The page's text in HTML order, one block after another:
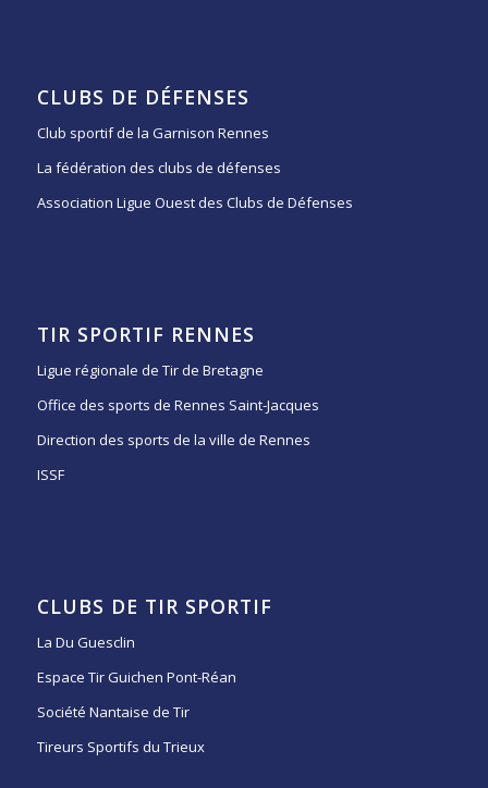
CLUBS DE DÉFENSES
Club sportif de la Garnison Rennes
La fédération des clubs de défenses
Association Ligue Ouest des Clubs de Défenses
TIR SPORTIF RENNES
Ligue régionale de Tir de Bretagne
Office des sports de Rennes Saint-Jacques
Direction des sports de la ville de Rennes
ISSF
CLUBS DE TIR SPORTIF
La Du Guesclin
Espace Tir Guichen Pont-Réan
Société Nantaise de Tir
Tireurs Sportifs du Trieux